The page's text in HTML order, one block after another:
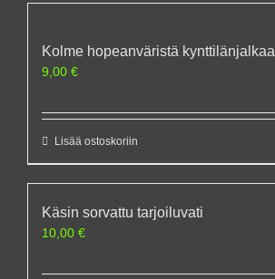
Kolme hopeanväristä kynttilänjalkaa
9,00 €
Lisää ostoskoriin
Käsin sorvattu tarjoiluvati
10,00 €